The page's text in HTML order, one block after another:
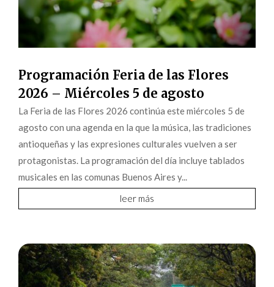
Programación Feria de las Flores
2026 – Miércoles 5 de agosto
La Feria de las Flores 2026 continúa este miércoles 5 de
agosto con una agenda en la que la música, las tradiciones
antioqueñas y las expresiones culturales vuelven a ser
protagonistas. La programación del día incluye tablados
musicales en las comunas Buenos Aires y...
leer más